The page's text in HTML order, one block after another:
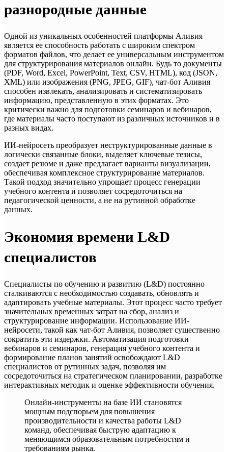
разнородные данные
Одной из уникальных особенностей платформы Аливия
является ее способность работать с широким спектром
форматов файлов, что делает ее универсальным инструментом
для структурирования материалов онлайн. Будь то документы
(PDF, Word, Excel, PowerPoint, Text, CSV, HTML), код (JSON,
XML) или изображения (PNG, JPEG, GIF), чат-бот Аливия
способен извлекать, анализировать и систематизировать
информацию, представленную в этих форматах. Это
критически важно для подготовки семинаров и вебинаров,
где материалы часто поступают из различных источников и в
разных видах.
ИИ-нейросеть преобразует неструктурированные данные в
логически связанные блоки, выделяет ключевые тезисы,
создает резюме и даже предлагает варианты визуализации,
обеспечивая комплексное структурирование материалов.
Такой подход значительно упрощает процесс генерации
учебного контента и позволяет сосредоточиться на
педагогической ценности, а не на рутинной обработке
данных.
Экономия времени L&D
специалистов
Специалисты по обучению и развитию (L&D) постоянно
сталкиваются с необходимостью создавать, обновлять и
адаптировать учебные материалы. Этот процесс часто требует
значительных временных затрат на сбор, анализ и
структурирование информации. Использование ИИ-
нейросети, такой как чат-бот Аливия, позволяет существенно
сократить эти издержки. Автоматизация подготовки
вебинаров и семинаров, генерация учебного контента и
формирование планов занятий освобождают L&D
специалистов от рутинных задач, позволяя им
сосредоточиться на стратегическом планировании, разработке
интерактивных методик и оценке эффективности обучения.
Онлайн-инструменты на базе ИИ становятся
мощным подспорьем для повышения
производительности и качества работы L&D
команд, обеспечивая быструю адаптацию к
меняющимся образовательным потребностям и
требованиям рынка.